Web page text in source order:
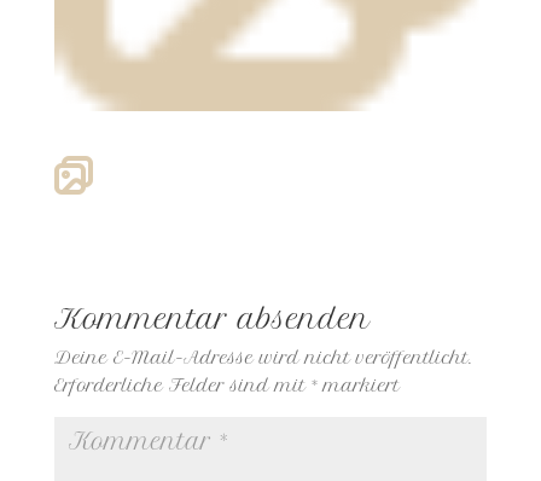
Kommentar absenden
Deine E-Mail-Adresse wird nicht veröffentlicht.
Erforderliche Felder sind mit *markiert